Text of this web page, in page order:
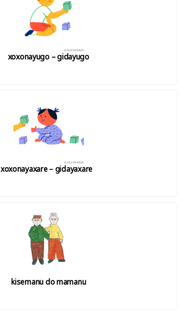
xoxonayugo – gidayugo
xoxonayaxare – gidayaxare
kisemanu do mamanu